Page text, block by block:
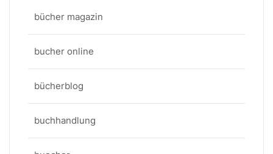
bücher magazin
bucher online
bücherblog
buchhandlung